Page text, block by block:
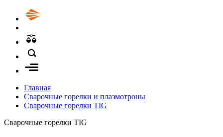
Главная
Сварочные горелки и плазмотроны
Сварочные горелки TIG
Сварочные горелки TIG